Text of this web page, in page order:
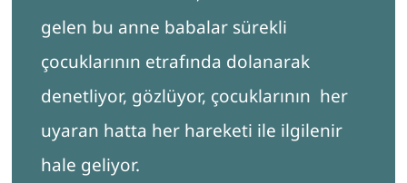
gelen bu anne babalar sürekli
çocuklarının etrafında dolanarak
denetliyor, gözlüyor, çocuklarının her
uyaran hatta her hareketi ile ilgilenir
hale geliyor.